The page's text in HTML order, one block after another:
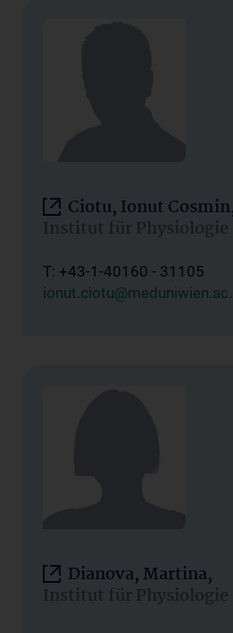
Ciotu, Ionut
Institut für Physiologie
T: +43-1-40160 - 31105
Dianova, Martina,
Institut für Physiologie